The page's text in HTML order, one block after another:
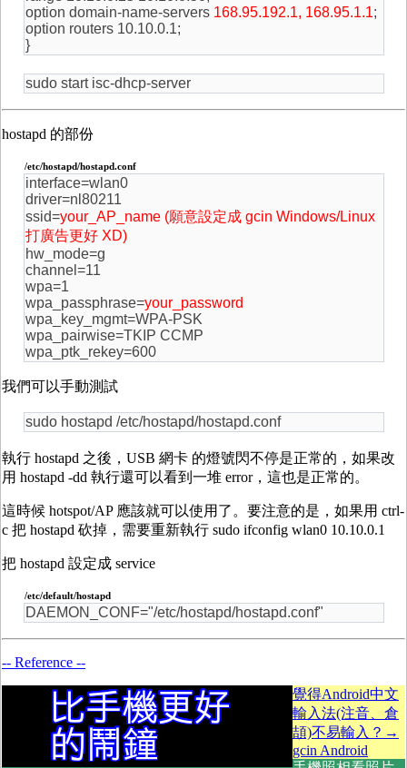
option domain-name-servers 168.95.192.1, 168.95.1.1;
option routers 10.10.0.1;
}
sudo start isc-dhcp-server
hostapd 的部份
/etc/hostapd/hostapd.conf
interface=wlan0
driver=nl80211
ssid=your_AP_name (願意設定成 gcin Windows/Linux
打廣告更好 XD)
hw_mode=g
channel=11
wpa=1
wpa_passphrase=your_password
wpa_key_mgmt=WPA-PSK
wpa_pairwise=TKIP CCMP
wpa_ptk_rekey=600
我們可以手動測試
sudo hostapd /etc/hostapd/hostapd.conf
執行 hostapd 之後，USB 網卡 的燈號閃不停是正常的，如果改
用 hostapd -dd 執行還可以看到一堆 error，這也是正常的。
這時候 hotspot/AP 應該就可以使用了。要注意的是，如果用 ctrl-
c 把 hostapd 砍掉，需要重新執行 sudo ifconfig wlan0 10.10.0.1
把 hostapd 設定成 service
/etc/default/hostapd
DAEMON_CONF="/etc/hostapd/hostapd.conf"
-- Reference --
覺得Android中文
輸入法(注音、倉
頡)不易輸入？→
gcin Android